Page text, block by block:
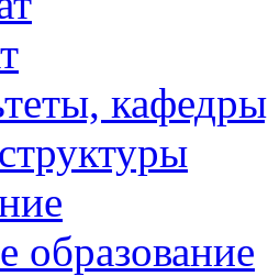
образование